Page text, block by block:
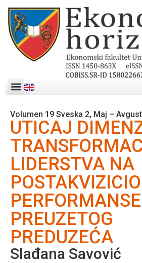
Volumen 19 Sveska 2, Maj –
UTICAJ
LIDERSTVA NA
PERFORMANSE
PREUZETOG
PREDUZEĆA
Slađana Savović